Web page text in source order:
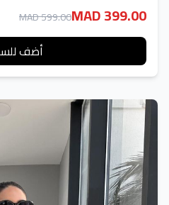
MAD 399.00
MAD 599.00
أضف